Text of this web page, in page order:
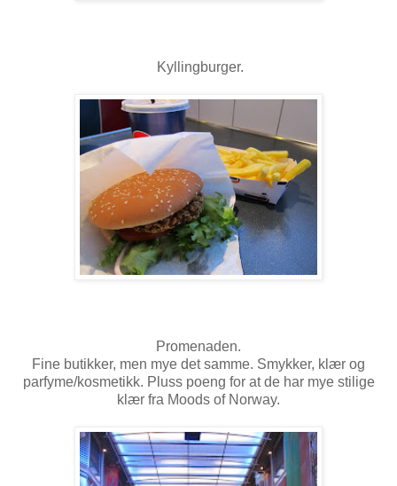
Kyllingburger.
Promenaden.
Fine butikker, men mye det samme. Smykker, klær og
parfyme/kosmetikk. Pluss poeng for at de har mye stilige
klær fra Moods of Norway.